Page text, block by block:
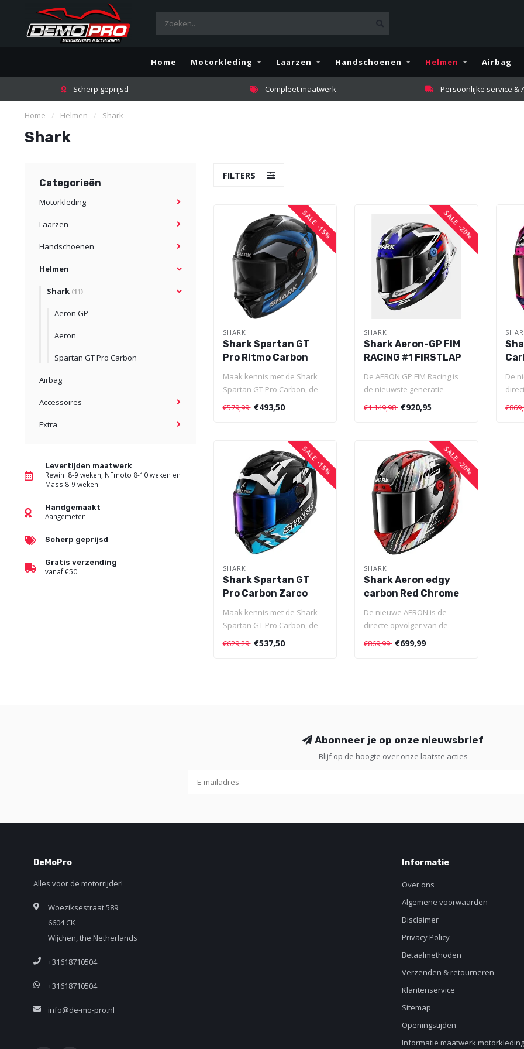
Home Motorkleding Laarzen Handschoenen Helmen Airbag
Scherp geprijsd Compleet maatwerk Persoonlijke service &
Home / Helmen / Shark
Shark
Categorieën
Motorkleding
Laarzen
Handschoenen
Helmen
Shark (11)
Aeron GP
Aeron
Spartan GT Pro Carbon
Airbag
Accessoires
Extra
Levertijden maatwerk
Rewin: 8-9 weken, NFmoto 8-10 weken en
Mass 8-9 weken
Handgemaakt
Aangemeten
Scherp geprijsd
Gratis verzending
vanaf €50
FILTERS
SALE -15%
SHARK
Shark Spartan GT
Pro Ritmo Carbon
Blue
Maak kennis met de Shark
Spartan GT Pro Carbon, de
nieuwe maatstaf voor GT
sport..
€579,99 €493,50
SALE -20%
SHARK
Shark Aeron-GP FIM
RACING #1 FIRSTLAP
De AERON GP FIM Racing is
de nieuwste generatie
binnen de Racing-lijn en past
€1.149,98 €920,95
De
SALE -15%
SHARK
Shark Spartan GT
Pro Carbon Zarco
Maak kennis met de Shark
Spartan GT Pro Carbon, de
nieuwe maatstaf voor GT
sport..
€629,29 €537,50
SALE -20%
SHARK
Shark Aeron edgy
carbon Red Chrome
De nieuwe AERON is de
directe opvolger van de
beproefde AERON GP -
gedragen door..
€869,99 €699,99
Abonneer je op onze nieuwsbrief
Blijf op de hoogte over onze laatste acties
DeMoPro
Alles voor de motorrijder!
Woeziksestraat 589
6604 CK
Wijchen, the Netherlands
+31618710504
+31618710504
info@de-mo-pro.nl
Informatie
Over ons
Algemene voorwaarden
Disclaimer
Privacy Policy
Betaalmethoden
Verzenden & retourneren
Klantenservice
Sitemap
Openingstijden
Informatie maatwerk motorkleding